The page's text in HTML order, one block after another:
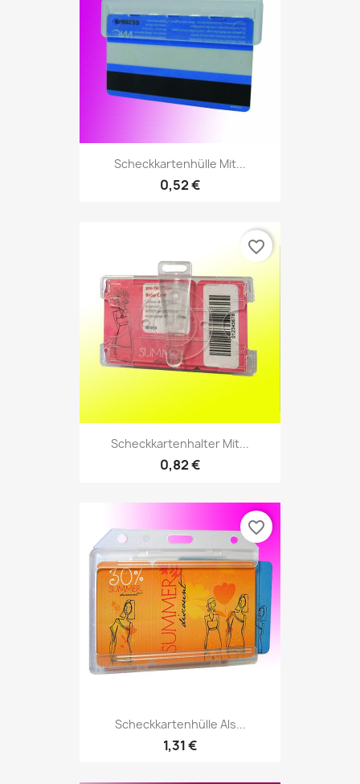
Scheckkartenhülle Mit...
0,52 €
Scheckkartenhalter Mit...
0,82 €
favorite_border
Scheckkartenhülle Als...
1,31 €
favorite_border